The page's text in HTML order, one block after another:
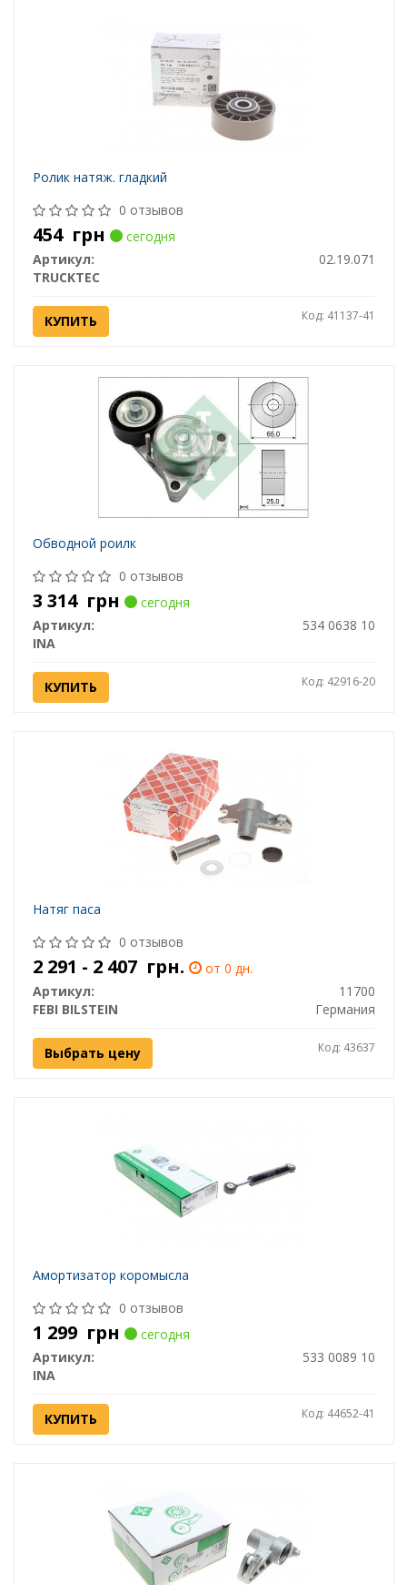
Ролик натяж. гладкий
0 отзывов
454 грн
сегодня
Артикул:
02.19.071
TRUCKTEC
КУПИТЬ Код: 41137-41
Обводной роилк
0 отзывов
3 314 грн
сегодня
Артикул:
534 0638 10
INA
КУПИТЬ Код: 42916-20
Натяг паса
0 отзывов
2 291 - 2 407 грн.
от 0 дн.
Артикул:
11700
FEBI BILSTEIN
Германия
Выбрать цену Код: 43637
Амортизатор коромысла
0 отзывов
1 299 грн
сегодня
Артикул:
533 0089 10
INA
КУПИТЬ Код: 44652-41